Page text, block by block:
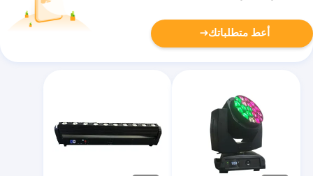
أعط متطلباتك